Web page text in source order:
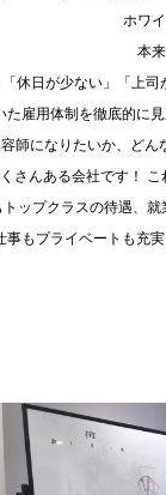
ホワ
本
休日が少ない」「上
た雇用体制を徹底的に
師になりたいか、ど
さんある会社です！
ップクラスの待遇、
事もプライベートも充